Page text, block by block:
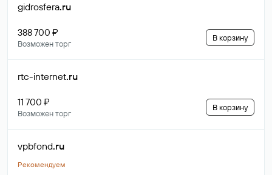
gidrosfera.ru
388 700 ₽
Возможен торг
В корзину
rtc-internet.ru
11 700 ₽
Возможен торг
В корзину
vpbfond.ru
Рекомендуем